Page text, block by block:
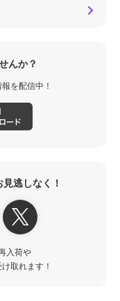
んか？
を配信中！
逃しなく！
入荷や
取れます！